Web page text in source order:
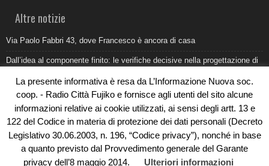
Altre notizie
Via Paolo Fabbri 43, dove Francesco è ancora di casa
Dall’idea al componente finito: le verifiche decisive nella progettazione di
Belvedere Marittimo e il report ARPACAL 2026 sulla qualità del mare
Come organizzare e allestire una camera ardente per l’ultimo saluto
Umidità di risalita in casa, come riconoscere i segnali veri
La presente informativa è resa da L’Informazione Nuova soc.
coop. - Radio Città Fujiko e fornisce agli utenti del sito alcune
informazioni relative ai cookie utilizzati, ai sensi degli artt. 13 e
122 del Codice in materia di protezione dei dati personali (Decreto
Legislativo 30.06.2003, n. 196, “Codice privacy”), nonché in base
a quanto previsto dal Provvedimento generale del Garante
privacy dell’8 maggio 2014.
Ulteriori informazioni